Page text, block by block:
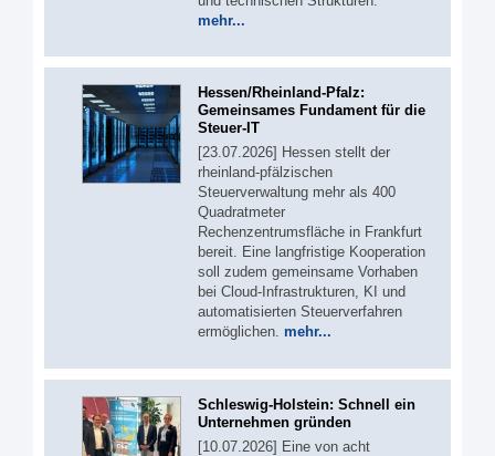
mehr...
Hessen/Rheinland-Pfalz:
Gemeinsames Fundament für die
Steuer-IT
[23.07.2026] Hessen stellt der
rheinland-pfälzischen
Steuerverwaltung mehr als 400
Quadratmeter
Rechenzentrumsfläche in Frankfurt
bereit. Eine langfristige Kooperation
soll zudem gemeinsame Vorhaben
bei Cloud-Infrastrukturen, KI und
automatisierten Steuerverfahren
ermöglichen. mehr...
Schleswig-Holstein: Schnell ein
Unternehmen gründen
[10.07.2026] Eine von acht